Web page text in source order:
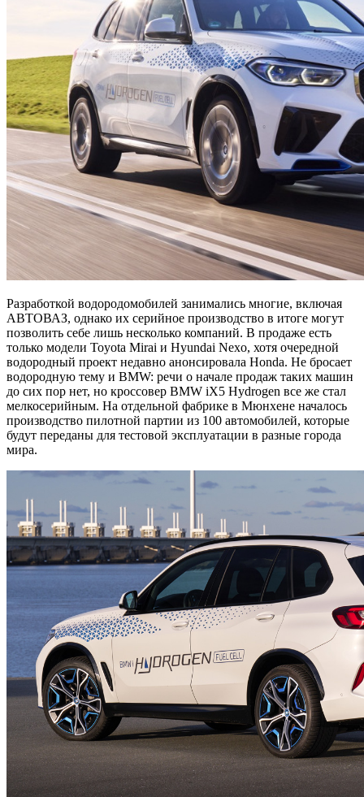
Разработкой водородомобилей занимались многие, включая
АВТОВАЗ, однако их серийное производство в итоге могут
позволить себе лишь несколько компаний. В продаже есть
только модели Toyota Mirai и Hyundai Nexo, хотя очередной
водородный проект недавно анонсировала Honda. Не бросает
водородную тему и BMW: речи о начале продаж таких машин
до сих пор нет, но кроссовер BMW iX5 Hydrogen все же стал
мелкосерийным. На отдельной фабрике в Мюнхене началось
производство пилотной партии из 100 автомобилей, которые
будут переданы для тестовой эксплуатации в разные города
мира.